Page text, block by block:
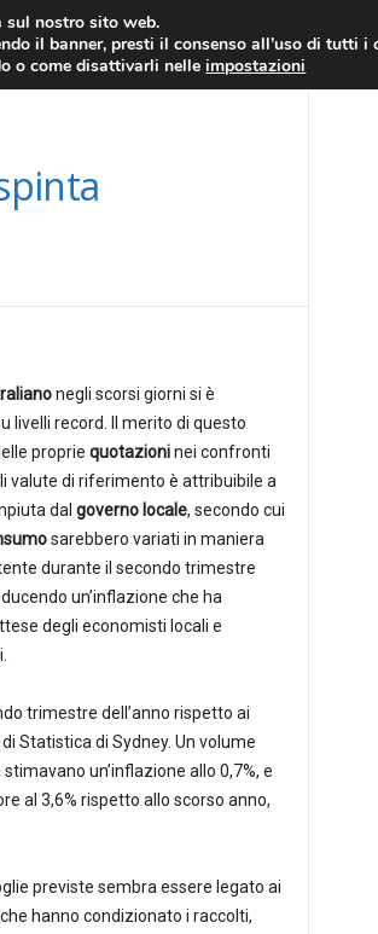
SIGNALS FOREX TRADING
ECONOMIA FOREX NEWS
negli scorsi giorni si è
livelli record. Il merito di questo
proprie quotazioninei confronti
valute di riferimento è attribuibile a
dal governo locale, secondo cui
sarebbero variati in maniera
durante il secondo trimestre
un’inflazione che ha
degli economisti locali e
trimestre dell’anno rispetto ai
Statistica di Sydney. Un volume
un’inflazione allo 0,7%, e
al 3,6% rispetto allo scorso anno,
previste sembra essere legato ai
hanno condizionato i raccolti,
nostro sito web.
il banner, presti il consenso all’uso di tutti i
o come disattivarli nelleimpostazioni